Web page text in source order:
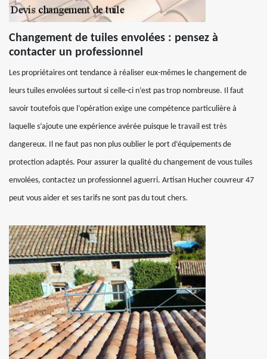
Changement de tuiles envolées : pensez à
contacter un professionnel
Les propriétaires ont tendance à réaliser eux-mêmes le changement de
leurs tuiles envolées surtout si celle-ci n’est pas trop nombreuse. Il faut
savoir toutefois que l’opération exige une compétence particulière à
laquelle s’ajoute une expérience avérée puisque le travail est très
dangereux. Il ne faut pas non plus oublier le port d’équipements de
protection adaptés. Pour assurer la qualité du changement de vous tuiles
envolées, contactez un professionnel aguerri. Artisan Hucher couvreur 47
peut vous aider et ses tarifs ne sont pas du tout chers.